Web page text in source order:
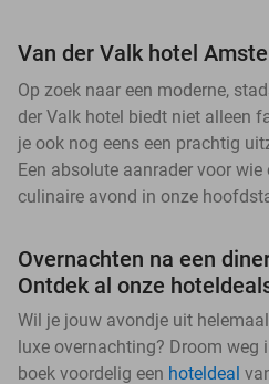
Van der Valk hotel
Op zoek naar een moderne,
der Valk hotel biedt niet alleen
je ook nog eens een prachtig
Een absolute aanrader voor
culinaire avond in onze
Overnachten na een
Ontdek al onze
Wil je jouw avondje uit
luxe overnachting? Droom weg
boek voordelig een hoteldeal